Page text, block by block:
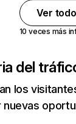
Ver
10 veces más
del
los